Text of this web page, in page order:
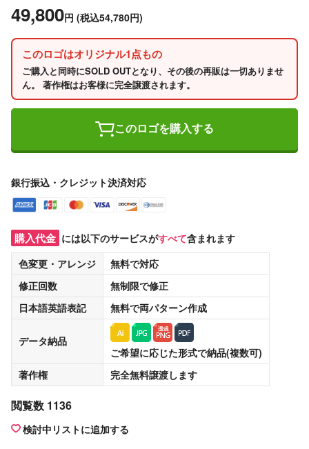
49,800円 (税込54,780円)
このロゴはオリジナル1点もの
ご購入と同時にSOLD OUTとなり、その後の再販は一切ありませ
ん。 著作権はお客様に完全譲渡されます。
このロゴを購入する
銀行振込・クレジット決済対応
購入代金 には以下のサービスがすべて含まれます
色変更・アレンジ
無料で対応
修正回数
無制限で修正
日本語英語表記
無料で両パターン作成
データ納品
ご希望に応じた形式で納品(複数可)
著作権
完全無料譲渡します
閲覧数 1136
検討中リストに追加する